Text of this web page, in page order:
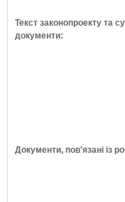
Текст законопроекту та
документи:
Документи, пов'язані із